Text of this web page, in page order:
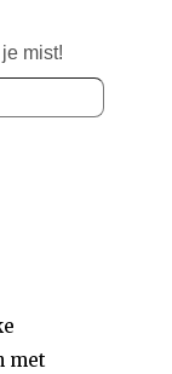
mist!
met